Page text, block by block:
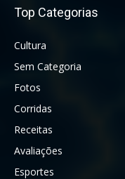
Top Categorias
Cultura
Sem Categoria
Fotos
Corridas
Receitas
Avaliações
Esportes